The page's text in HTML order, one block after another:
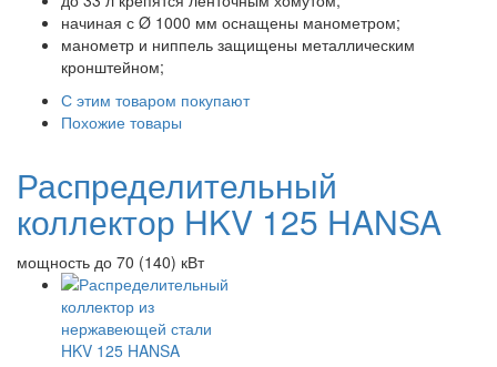
начиная с Ø 1000 мм оснащены манометром;
манометр и ниппель защищены металлическим
кронштейном;
С этим товаром покупают
Похожие товары
Распределительный
коллектор HKV 125 HANSA
мощность до 70 (140) кВт